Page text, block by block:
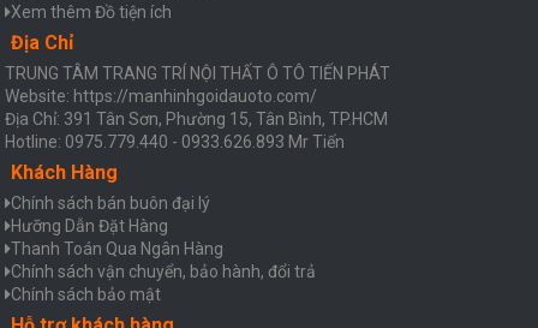
Xem thêm Đồ tiện ích
Địa Chỉ
TRUNG TÂM TRANG TRÍ NỘI THẤT Ô TÔ TIẾN PHÁT
Website: https://manhinhgoidauoto.com/
Địa Chỉ: 391 Tân Sơn, Phường 15, Tân Bình, TP.HCM
Hotline: 0975.779.440 - 0933.626.893 Mr Tiến
Khách Hàng
Chính sách bán buôn đại lý
Hưỡng Dẫn Đặt Hàng
Thanh Toán Qua Ngân Hàng
Chính sách vận chuyển, bảo hành, đổi trả
Chính sách bảo mật